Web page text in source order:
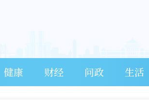
健康 财经 问政 生活